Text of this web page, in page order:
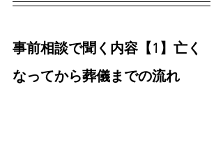
事前相談で聞く内容【1】亡く
なってから葬儀までの流れ